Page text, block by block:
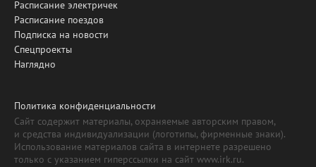
Расписание электричек
Расписание поездов
Подписка на новости
Спецпроекты
Наглядно
Политика конфиденциальности
Сайт содержит материалы, охраняемые авторским правом,
и средства индивидуализации (логотипы, фирменные знаки).
Использование материалов сайта в интернете разрешено
только с указанием гиперссылки на сайт www.irk.ru.